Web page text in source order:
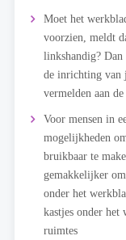
Moet het
voorzien, meldt
linkshandig? Dan
de inrichting van
vermelden aan
Voor mensen in
mogelijkheden
bruikbaar te
gemakkelijker
onder het
kastjes onder het
ruimtes